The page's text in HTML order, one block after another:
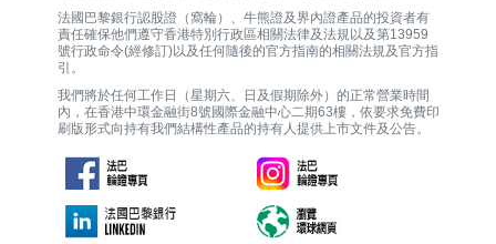
法國巴黎銀行認股證（窩輪）、牛熊證及界內證產品的投資者有
責任確保他們遵守香港特別行政區相關法律及法規以及第13959
號行政命令(經修訂)以及任何隨後的官方指南的相關法規及官方指
引。
我們將於任何工作日（星期六、日及假期除外）的正常營業時間
內，在香港中環金融街8號國際金融中心二期63樓，依要求免費印
刷版形式向持有我們結構性產品的持有人提供上市文件及公告。